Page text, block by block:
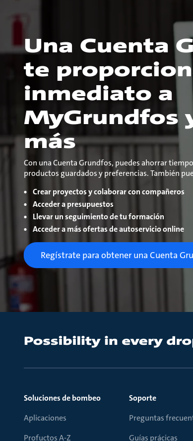
Una Cuenta
te
inmediato a
MyGrundfos
más
Con una Cuenta Grundfos, puedes ahorrar
productos guardados y preferencias. También
Crear proyectos y colaborar con compañeros
Acceder a presupuestos
Llevar un seguimiento de tu formación
Acceder a más ofertas de autoservicio online
Regístrate para obtener una Cuenta
Soluciones de bombeo
Aplicaciones
Profuctos A-Z
Soporte
Preguntas
Guías prácicas